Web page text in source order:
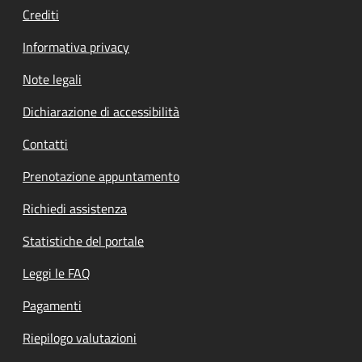
Crediti
Informativa privacy
Note legali
Dichiarazione di accessibilità
Contatti
Prenotazione appuntamento
Richiedi assistenza
Statistiche del portale
Leggi le FAQ
Pagamenti
Riepilogo valutazioni